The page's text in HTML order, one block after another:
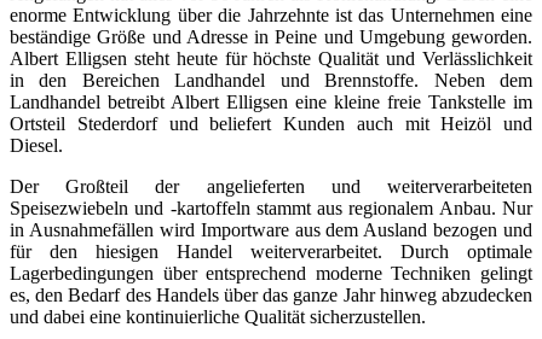
enorme Entwicklung über die Jahrzehnte ist das Unternehmen eine
beständige Größe und Adresse in Peine und Umgebung geworden.
Albert Elligsen steht heute für höchste Qualität und Verlässlichkeit
in den Bereichen Landhandel und Brennstoffe. Neben dem
Landhandel betreibt Albert Elligsen eine kleine freie Tankstelle im
Ortsteil Stederdorf und beliefert Kunden auch mit Heizöl und
Diesel.
Der Großteil der angelieferten und weiterverarbeiteten
Speisezwiebeln und -kartoffeln stammt aus regionalem Anbau. Nur
in Ausnahmefällen wird Importware aus dem Ausland bezogen und
für den hiesigen Handel weiterverarbeitet. Durch optimale
Lagerbedingungen über entsprechend moderne Techniken gelingt
es, den Bedarf des Handels über das ganze Jahr hinweg abzudecken
und dabei eine kontinuierliche Qualität sicherzustellen.